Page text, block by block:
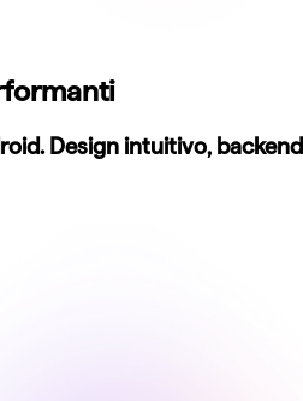
Design intuitivo,